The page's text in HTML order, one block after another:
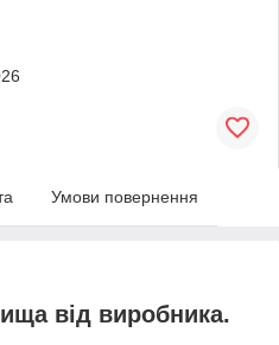
Умови повернення
від виробника.